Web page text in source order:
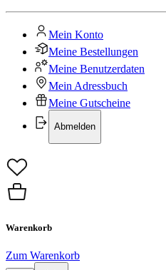
Mein Konto
Meine Bestellungen
Meine Benutzerdaten
Mein Adressbuch
Meine Gutscheine
Abmelden
Warenkorb
Zum Warenkorb